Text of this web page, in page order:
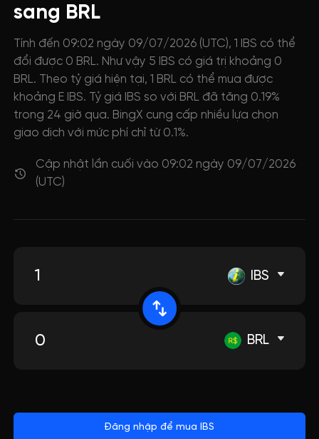
sang BRL
Tính đến 09:02 ngày 09/07/2026 (UTC), 1 IBS có thể
đổi được 0 BRL. Như vậy 5 IBS có giá trị khoảng 0
BRL. Theo tỷ giá hiện tại, 1 BRL có thể mua được
khoảng E IBS. Tỷ giá IBS so với BRL đã tăng 0.19%
trong 24 giờ qua. BingX cung cấp nhiều lựa chọn
giao dịch với mức phí chỉ từ 0.1%.
Cập nhật lần cuối vào 09:02 ngày 09/07/2026
(UTC)
IBS
BRL
Đăng nhập để mua IBS